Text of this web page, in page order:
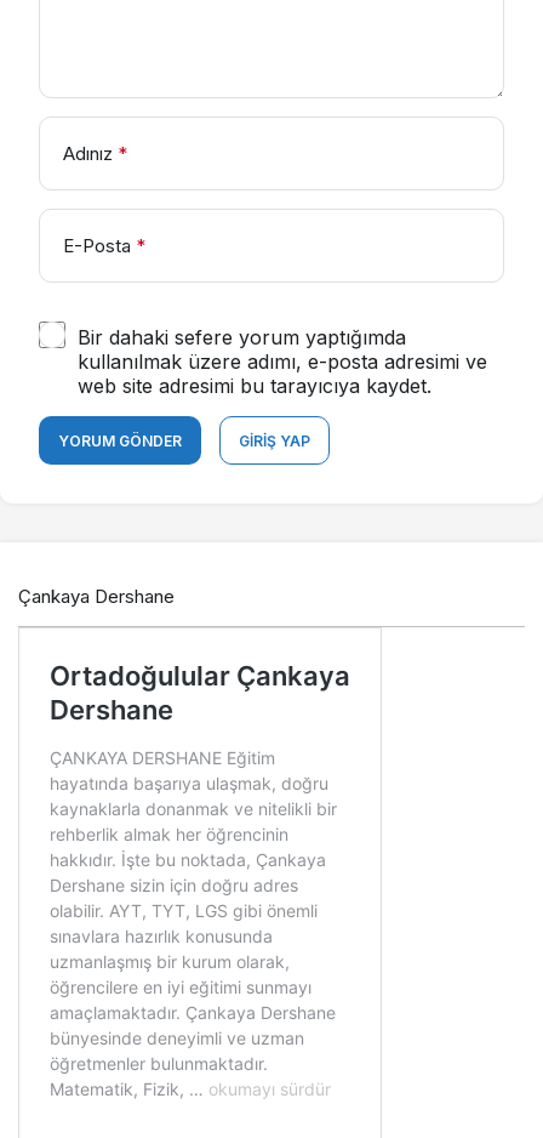
Adınız *
E-Posta *
Bir dahaki sefere yorum yaptığımda
kullanılmak üzere adımı, e-posta adresimi ve
web site adresimi bu tarayıcıya kaydet.
YORUM GÖNDER GIRIŞ YAP
Çankaya Dershane